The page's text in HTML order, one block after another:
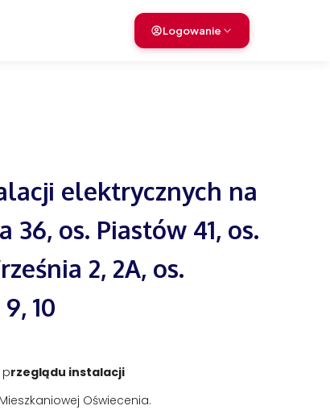
Logowanie
elektrycznych na
36, os. Piastów 41, os.
2, 2A, os.
10
przeglądu instalacji
Oświecenia.